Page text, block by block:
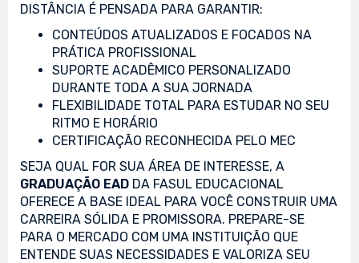
DISTÂNCIA É PENSADA PARA GARANTIR:
CONTEÚDOS ATUALIZADOS E FOCADOS NA
PRÁTICA PROFISSIONAL
SUPORTE ACADÊMICO PERSONALIZADO
DURANTE TODA A SUA JORNADA
FLEXIBILIDADE TOTAL PARA ESTUDAR NO SEU
RITMO E HORÁRIO
CERTIFICAÇÃO RECONHECIDA PELO MEC
SEJA QUAL FOR SUA ÁREA DE INTERESSE, A
GRADUAÇÃO EAD DA FASUL EDUCACIONAL
OFERECE A BASE IDEAL PARA VOCÊ CONSTRUIR UMA
CARREIRA SÓLIDA E PROMISSORA. PREPARE-SE
PARA O MERCADO COM UMA INSTITUIÇÃO QUE
ENTENDE SUAS NECESSIDADES E VALORIZA SEU